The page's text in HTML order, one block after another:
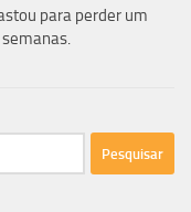
para perder um